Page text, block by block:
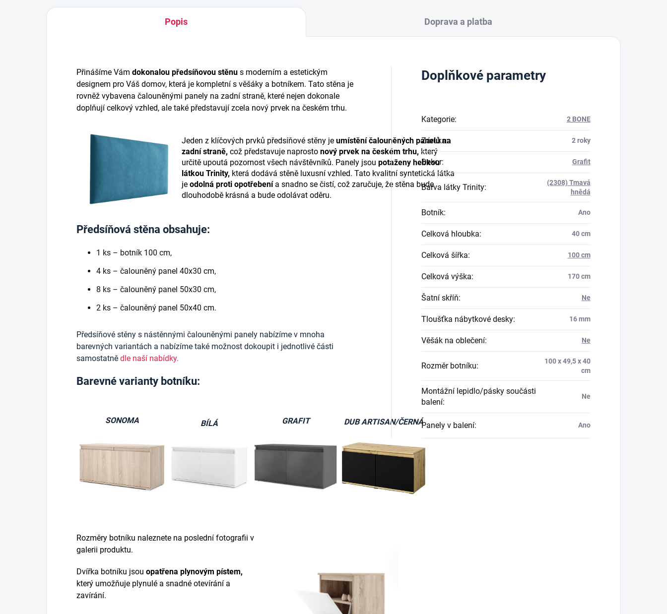
Popis Doprava a platba
Přinášíme Vám dokonalou předsíňovou stěnu s moderním a estetickým
designem pro Váš domov, která je kompletní s věšáky a botníkem. Tato stěna je
rovněž vybavena čalouněnými panely na zadní straně, které nejen dokonale
doplňují celkový vzhled, ale také představují zcela nový prvek na českém trhu.
Jeden z klíčových prvků předsíňové stěny je umístění čalouněných panelů na
zadní straně, což představuje naprosto nový prvek na českém trhu, který
určitě upoutá pozornost všech návštěvníků. Panely jsou potaženy hebkou
látkou Trinity, která dodává stěně luxusní vzhled. Tato kvalitní syntetická látka
je odolná proti opotřebenía snadno se čistí, což zaručuje, že stěna bude
dlouhodobě krásná a bude odolávat oděru.
Předsíňová stěna obsahuje:
1 ks – botník 100 cm,
4 ks – čalouněný panel 40x30 cm,
8 ks – čalouněný panel 50x30 cm,
2 ks – čalouněný panel 50x40 cm.
Předsíňové stěny s nástěnnými čalouněnými panely nabízíme v mnoha
barevných variantách a nabízíme také možnost dokoupit i jednotlivé části
samostatně dle naší nabídky.
Barevné varianty botníku:
SONOMA BÍLÁ GRAFIT DUB ARTISAN/ČERNÁ
Rozměry botníku naleznete na poslední fotografii v
galerii produktu.
Dvířka botníku jsou opatřena plynovým pístem,
který umožňuje plynulé a snadné otevírání a
zavírání.
Doplňkové parametry
Kategorie: 2 BONE
Záruka: 2 roky
Dekor: Grafit
Barva látky Trinity:
(2308) Tmavá
hnědá
Botník: Ano
Celková hloubka: 40 cm
Celková šířka: 100 cm
Celková výška: 170 cm
Šatní skříň: Ne
Tloušťka nábytkové desky: 16 mm
Věšák na oblečení: Ne
Rozměr botníku:
100 x 49,5 x 40
cm
Montážní lepidlo/pásky součásti
balení:
Ne
Panely v balení: Ano